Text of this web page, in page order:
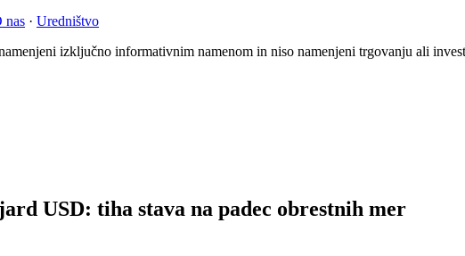
nas · Uredništvo
izključno informativnim namenom in niso namenjeni trgovanju ali
USD: tiha stava na padec obrestnih mer